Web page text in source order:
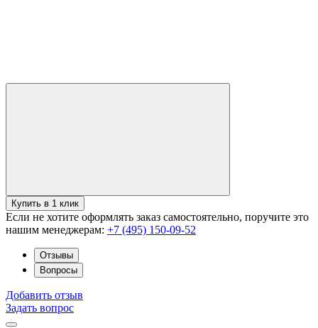
Купить в 1 клик
Если не хотите оформлять заказ самостоятельно, поручите это
нашим менеджерам: +7 (495) 150-09-52
Отзывы
Вопросы
Добавить отзыв
Задать вопрос